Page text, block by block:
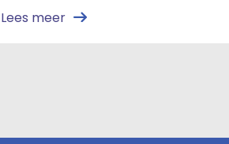
Lees meer